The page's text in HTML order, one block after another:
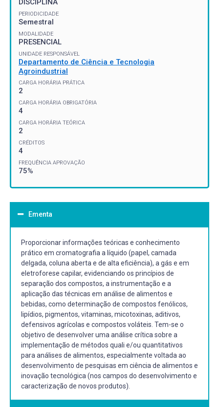
PERIODICIDADE
Semestral
MODALIDADE
PRESENCIAL
UNIDADE RESPONSÁVEL
Departamento de Ciência e Tecnologia
Agroindustrial
CARGA HORÁRIA PRÁTICA
2
CARGA HORÁRIA OBRIGATÓRIA
4
CARGA HORÁRIA TEÓRICA
2
CRÉDITOS
4
FREQUÊNCIA APROVAÇÃO
75%
Ementa
Proporcionar informações teóricas e conhecimento
prático em cromatografia a líquido (papel, camada
delgada, coluna aberta e de alta eficiência), a gás e em
eletroforese capilar, evidenciando os princípios de
separação dos compostos, a instrumentação e a
aplicação das técnicas em análise de alimentos e
bebidas, como determinação de compostos fenólicos,
lipídios, pigmentos, vitaminas, micotoxinas, aditivos,
defensivos agrícolas e compostos voláteis. Tem-se o
objetivo de desenvolver uma análise crítica sobre a
implementação de métodos quali e/ou quantitativos
para análises de alimentos, especialmente voltada ao
desenvolvimento de pesquisas em ciência de alimentos e
inovação tecnológica (nos campos do desenvolvimento e
caracterização de novos produtos).